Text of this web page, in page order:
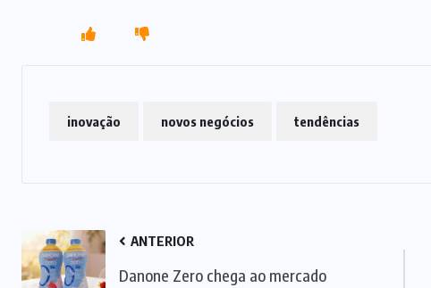
inovação novos negócios tendências
ANTERIOR
Danone Zero chega ao mercado